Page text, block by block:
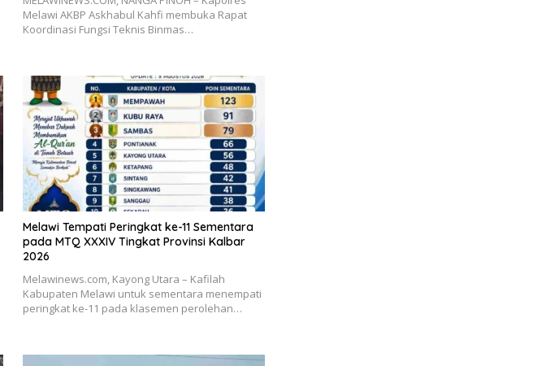
Melawi AKBP Askhabul Kahfi membuka Rapat
Koordinasi Fungsi Teknis Binmas…
Melawi Tempati Peringkat ke-11 Sementara
pada MTQ XXXIV Tingkat Provinsi Kalbar
2026
Melawinews.com, Kayong Utara – Kafilah
Kabupaten Melawi untuk sementara menempati
peringkat ke-11 pada klasemen perolehan…